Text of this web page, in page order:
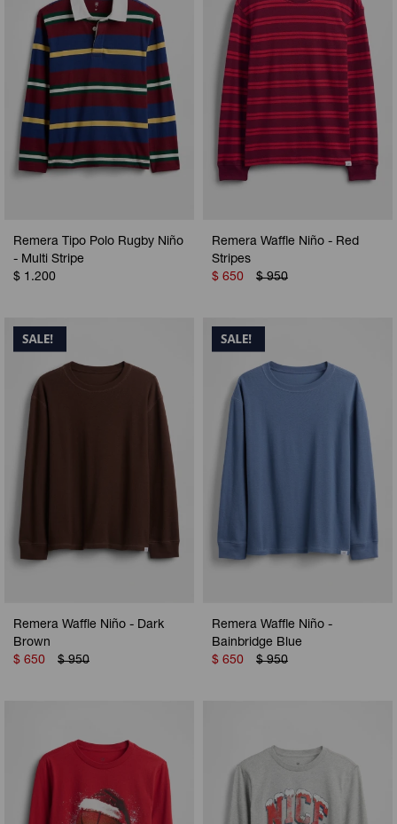
Remera Tipo Polo Rugby Niño
- Multi Stripe
$ 1.200
Remera Waffle Niño - Red
Stripes
$ 650 $ 950
Remera Waffle Niño - Dark
Brown
$ 650 $ 950
Remera Waffle Niño -
Bainbridge Blue
$ 650 $ 950